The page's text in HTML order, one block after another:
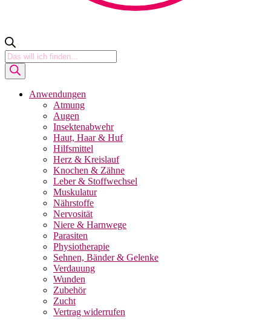
Products
search
Anwendungen
Atmung
Augen
Insektenabwehr
Haut, Haar & Huf
Hilfsmittel
Herz & Kreislauf
Knochen & Zähne
Leber & Stoffwechsel
Muskulatur
Nährstoffe
Nervosität
Niere & Harnwege
Parasiten
Physiotherapie
Sehnen, Bänder & Gelenke
Verdauung
Wunden
Zubehör
Zucht
Vertrag widerrufen